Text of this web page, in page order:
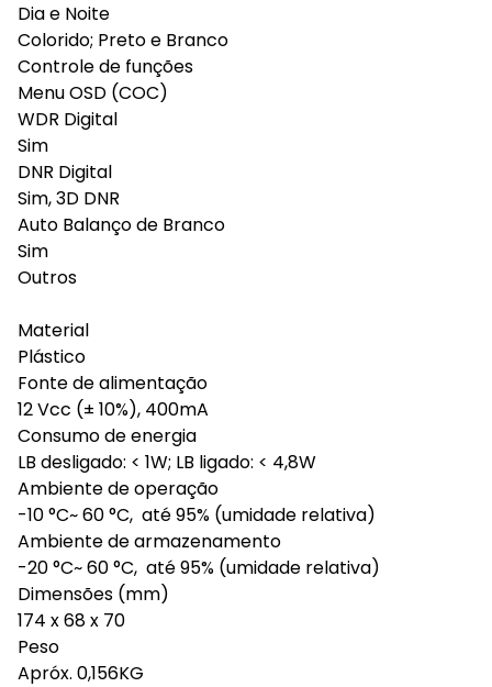
Dia e Noite
Colorido; Preto e Branco
Controle de funções
Menu OSD (COC)
WDR Digital
Sim
DNR Digital
Sim, 3D DNR
Auto Balanço de Branco
Sim
Outros
Material
Plástico
Fonte de alimentação
12 Vcc (± 10%), 400mA
Consumo de energia
LB desligado: < 1W; LB ligado: < 4,8W
Ambiente de operação
-10 °C~ 60 °C, até 95% (umidade relativa)
Ambiente de armazenamento
-20 °C~ 60 °C, até 95% (umidade relativa)
Dimensões (mm)
174 x 68 x 70
Peso
Apróx. 0,156KG